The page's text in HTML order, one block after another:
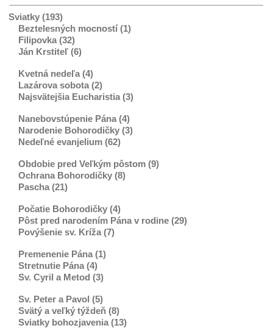
Sviatky (193)
Beztelesných mocností (1)
Filipovka (32)
Ján Krstiteľ (6)
Kvetná nedeľa (4)
Lazárova sobota (2)
Najsvätejšia Eucharistia (3)
Nanebovstúpenie Pána (4)
Narodenie Bohorodičky (3)
Nedeľné evanjelium (62)
Obdobie pred Veľkým pôstom (9)
Ochrana Bohorodičky (8)
Pascha (21)
Počatie Bohorodičky (4)
Pôst pred narodením Pána v rodine (29)
Povýšenie sv. Kríža (7)
Premenenie Pána (1)
Stretnutie Pána (4)
Sv. Cyril a Metod (3)
Sv. Peter a Pavol (5)
Svätý a veľký týždeň (8)
Sviatky bohozjavenia (13)